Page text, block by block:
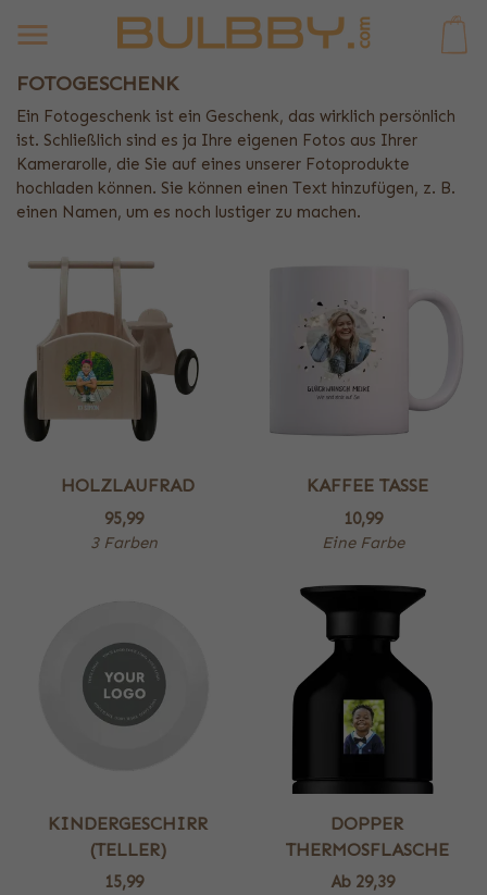
FOTOGESCHENK
Ein Fotogeschenk ist ein Geschenk, das wirklich persönlich
ist. Schließlich sind es ja Ihre eigenen Fotos aus Ihrer
Kamerarolle, die Sie auf eines unserer Fotoprodukte
hochladen können. Sie können einen Text hinzufügen, z. B.
einen Namen, um es noch lustiger zu machen.
HOLZLAUFRAD
95,99
3 Farben
KAFFEE TASSE
10,99
Eine Farbe
KINDERGESCHIRR
(TELLER)
15,99
DOPPER
THERMOSFLASCHE
Ab 29,39